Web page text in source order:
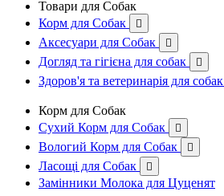
Товари для Собак
Корм для Собак

Аксесуари для Собак 
Догляд та гігієна для собак 
Здоров'я та ветеринарія для собак
Корм для Собак
Сухий Корм для Собак

Вологий Корм для Собак 
Ласощі для Собак 
Замінники Молока для Цуценят